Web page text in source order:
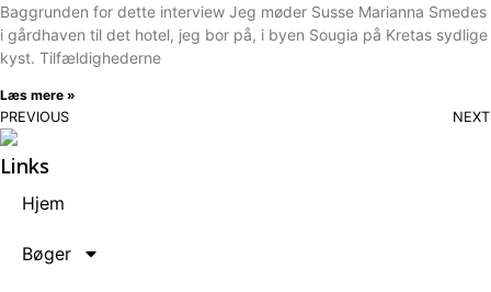
Baggrunden for dette interview Jeg møder Susse Marianna Smedes
i gårdhaven til det hotel, jeg bor på, i byen Sougia på Kretas sydlige
kyst. Tilfældighederne
Læs mere »
PREVIOUS
NEXT
Links
Hjem
Bøger